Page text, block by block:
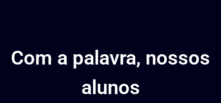
Com a palavra, nossos
alunos